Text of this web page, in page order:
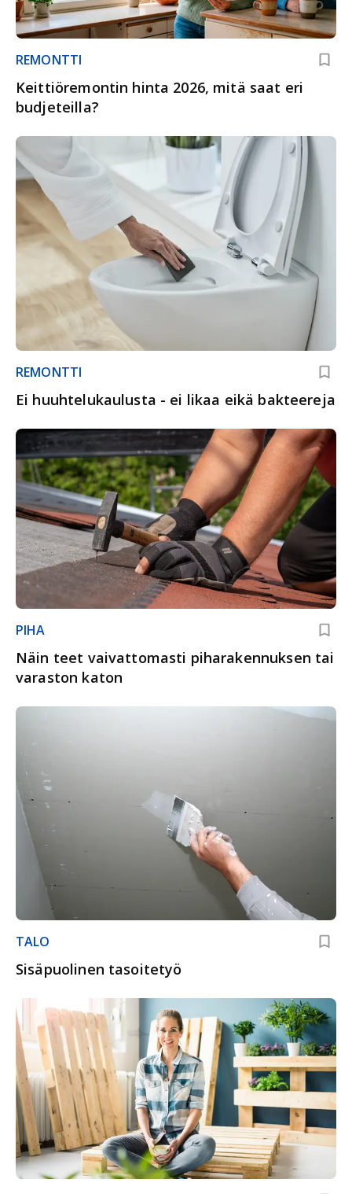
REMONTTI
Keittiöremontin hinta 2026, mitä saat eri
budjeteilla?
REMONTTI
Ei huuhtelukaulusta - ei likaa eikä bakteereja
PIHA
Näin teet vaivattomasti piharakennuksen tai
varaston katon
TALO
Sisäpuolinen tasoitetyö